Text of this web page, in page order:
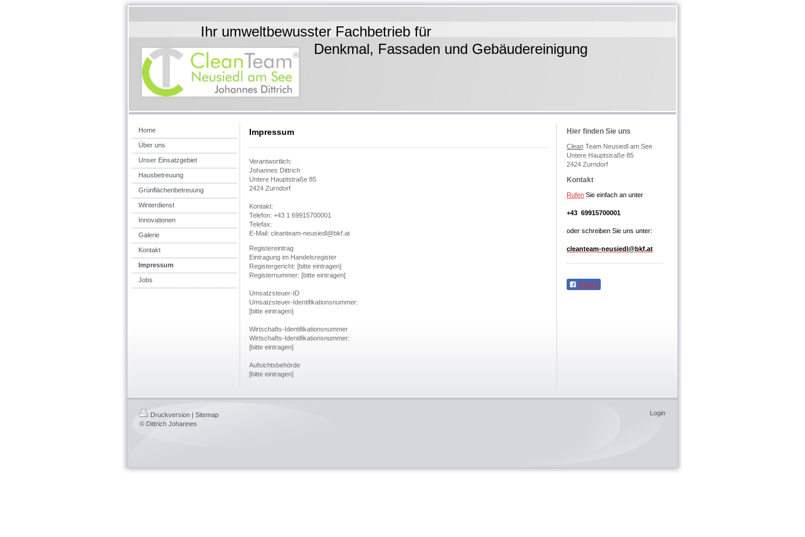
Ihr umweltbewusster Fachbetrieb für
Denkmal, Fassaden und Gebäudereinigung
Home
Über uns
Unser Einsatzgebiet
Hausbetreuung
Grünflächenbetreuung
Winterdienst
Innovationen
Galerie
Kontakt
Impressum
Jobs
Impressum
Verantwortlich:
Johannes Dittrich
Untere Hauptstraße 85
2424 Zurndorf
Kontakt:
Telefon: +43 1 69915700001
Telefax:
E-Mail: cleanteam-neusiedl@bkf.at
Registereintrag
Eintragung im Handelsregister
Registergericht: [bitte eintragen]
Registernummer: [bitte eintragen]
Umsatzsteuer-ID
Umsatzsteuer-Identifikationsnummer:
[bitte eintragen]
Wirtschafts-Identifikationsnummer
Wirtschafts-Identifikationsnummer:
[bitte eintragen]
Aufsichtsbehörde
[bitte eintragen]
Hier finden Sie uns
Clean Team Neusiedl am See
Untere Hauptstraße 85
2424 Zurndorf
Kontakt
Rufen Sie einfach an unter
+43 69915700001
oder schreiben Sie uns unter:
cleanteam-neusiedl@bkf.at
Teilen
Druckversion | Sitemap
© Dittrich Johannes
Login